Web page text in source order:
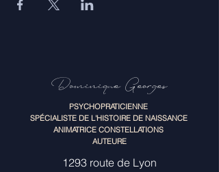
Dominique Georges
PSYCHOPRATICIENNE
SPÉCIALISTE DE L'HISTOIRE DE NAISSANCE
ANIMATRICE CONSTELLATIONS
AUTEURE
1293 route de Lyon